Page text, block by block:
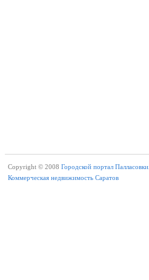
Copyright © 2008 Городской портал Палласовки.
Коммерческая недвижимость Саратов